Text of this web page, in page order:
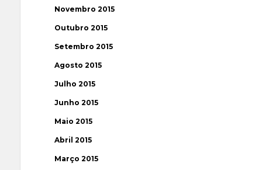
Novembro 2015
Outubro 2015
Setembro 2015
Agosto 2015
Julho 2015
Junho 2015
Maio 2015
Abril 2015
Março 2015